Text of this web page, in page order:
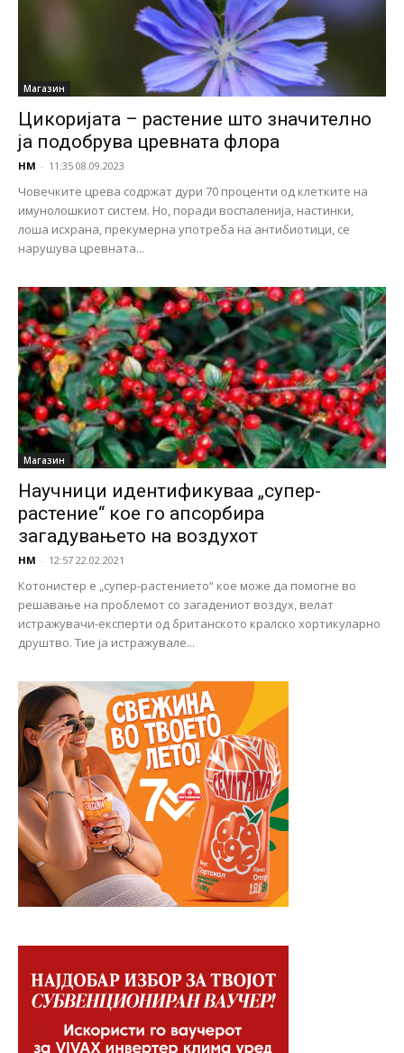
Магазин
Цикоријата – растение што значително
ја подобрува цревната флора
НМ - 11:35 08.09.2023
Човечките црева содржат дури 70 проценти од клетките на
имунолошкиот систем. Но, поради воспаленија, настинки,
лоша исхрана, прекумерна употреба на антибиотици, се
нарушува цревната...
Магазин
Научници идентификуваа „супер-
растение“ кое го апсорбира
загадувањето на воздухот
НМ - 12:57 22.02.2021
Котонистер е „супер-растението“ кое може да помогне во
решавање на проблемот со загадениот воздух, велат
истражувачи-експерти од британското кралско хортикуларно
друштво. Тие ја истражувале...